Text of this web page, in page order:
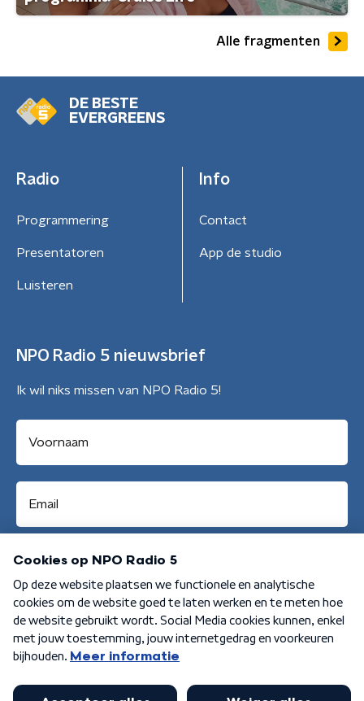
Alle fragmenten
DE BESTE
EVERGREENS
Radio
Programmering
Presentatoren
Luisteren
Info
Contact
App de studio
NPO Radio 5 nieuwsbrief
Ik wil niks missen van NPO Radio 5!
Aanmelden
Algemene voorwaarden